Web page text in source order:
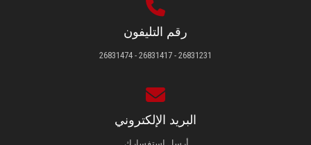
رقم التليفون
26831231 - 26831417 - 26831474
البريد الإلكتروني